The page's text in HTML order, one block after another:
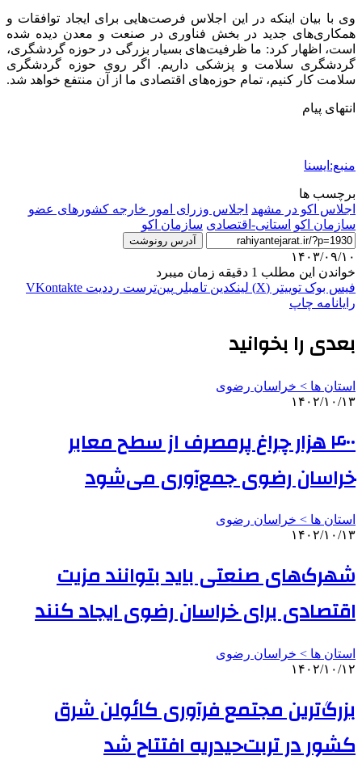
وی با بیان اینکه در این اجلاس فرصت‎‌هایی برای ایجاد توافقات و
همکاری‌های جدید در بخش فناوری در صنعت و معدن دیده شده
است، اظهار کرد: ما ظرفیت‌های بسیار بزرگی در حوزه گردشگری،
گردشگری سلامت و پزشکی داریم. اگر روی حوزه گردشگری
سلامت کار کنیم، تمام حوزه‌های اقتصادی ما از آن منتفع خواهد شد.
انتهای پیام
منبع:ایسنا
برچسب ها
اجلاس اکو در مشهد اجلاس وزرای امور خارجه کشورهای عضو
سازمان اکو استانی-اقتصادی سازمان اکو
آدرس رونوشت
۱۴۰۳/۰۹/۱۰
خواندن این مطلب 1 دقیقه زمان میبرد
فیس بوک توییتر (X) لینکدین ‫تامبلر ‫پین‌ترست ‫رددیت ‫VKontakte
رایانامه چاپ
بعدی را بخوانید
استان ها > خراسان رضوی
۱۴۰۲/۱۰/۱۳
۴۰۰ هزار چراغ پرمصرف از سطح معابر
خراسان رضوی جمع‌آوری می‌شود
استان ها > خراسان رضوی
۱۴۰۲/۱۰/۱۳
شهرک‌های صنعتی باید بتوانند مزیت
اقتصادی برای خراسان رضوی ایجاد کنند
استان ها > خراسان رضوی
۱۴۰۲/۱۰/۱۲
بزرگ‌ترین مجتمع فرآوری کائولن شرق
کشور در تربت‌حیدریه افتتاح شد